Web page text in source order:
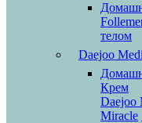
телом
Daejoo
Крем
Daejoo
Miracle